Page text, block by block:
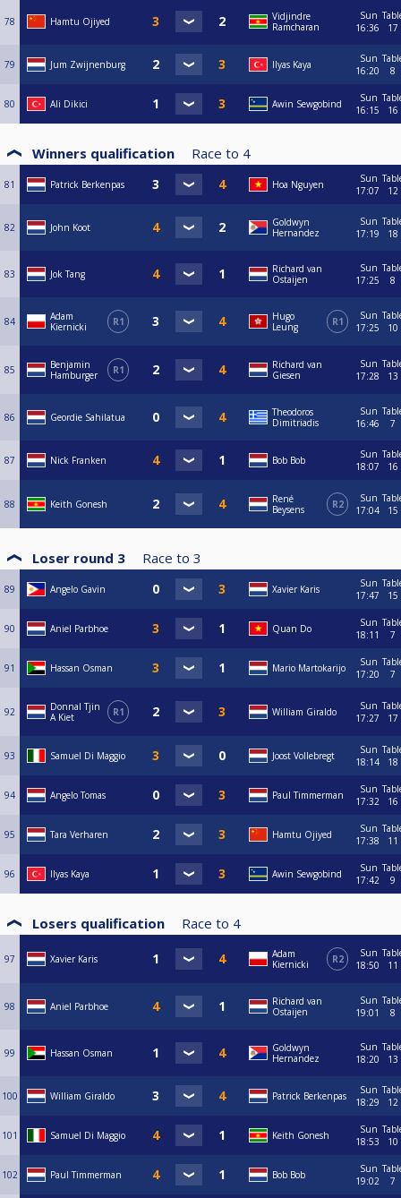
78 Hamtu Ojiyed
Vidjindre
Ramcharan
Sun
16:36
17
79 Jum Zwijnenburg Ilyas Kaya
Sun
16:20
8
80 Ali Dikici Awin Sewgobind
Sun
16:15
16
Winners qualification Race to 4
81 Patrick Berkenpas Hoa Nguyen
Sun
17:07
12
82 John Koot
Goldwyn
Hernandez
Sun
17:19
18
83 Jok Tang
Richard van
Ostaijen
Sun
17:25
8
84
Adam
Kiernicki
R1
Hugo
Leung
R1
Sun
17:25
10
85
Benjamin
Hamburger
R1
Richard van
Giesen
Sun
17:28
13
86 Geordie Sahilatua
Theodoros
Dimitriadis
Sun
16:46
7
87 Nick Franken Bob Bob
Sun
18:07
16
88 Keith Gonesh
René
Beysens
R2
Sun
17:04
15
Loser round 3 Race to 3
89 Angelo Gavin Xavier Karis
Sun
17:47
15
90 Aniel Parbhoe Quan Do
Sun
18:11
7
91 Hassan Osman Mario Martokarijo
Sun
17:20
7
92
Donnal Tjin
A Kiet
R1 William Giraldo
Sun
17:27
17
93 Samuel Di Maggio Joost Vollebregt
Sun
18:14
18
94 Angelo Tomas Paul Timmerman
Sun
17:32
16
95 Tara Verharen Hamtu Ojiyed
Sun
17:38
11
96 Ilyas Kaya Awin Sewgobind
Sun
17:42
9
Losers qualification Race to 4
97 Xavier Karis
Adam
Kiernicki
R2
Sun
18:50
11
98 Aniel Parbhoe
Richard van
Ostaijen
Sun
19:01
8
99 Hassan Osman
Goldwyn
Hernandez
Sun
18:20
13
100 William Giraldo Patrick Berkenpas
Sun
18:29
12
101 Samuel Di Maggio Keith Gonesh
Sun
18:53
10
102 Paul Timmerman Bob Bob
Sun
19:02
7